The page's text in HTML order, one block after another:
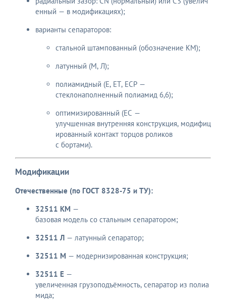
енный — в модификациях);
варианты сепараторов:
стальной штампованный (обозначение КМ);
латунный (М, Л);
полиамидный (E, ET, ECP —
стеклонаполненный полиамид 6,6);
оптимизированный (EC —
улучшенная внутренняя конструкция, модифиц
ированный контакт торцов роликов
с бортами).
Модификации
Отечественные (по ГОСТ 8328-75 и ТУ):
32511 КМ —
базовая модель со стальным сепаратором;
32511 Л — латунный сепаратор;
32511 М — модернизированная конструкция;
32511 Е —
увеличенная грузоподъёмность, сепаратор из полиа
мида;